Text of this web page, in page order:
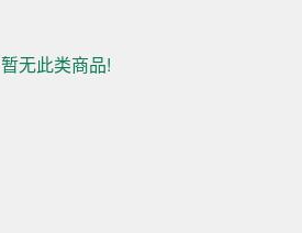
暂无此类商品!